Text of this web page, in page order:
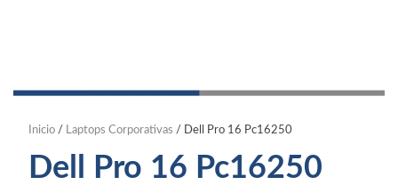
Inicio/ Laptops Corporativas / Dell Pro 16 Pc16250
Dell Pro 16 Pc16250